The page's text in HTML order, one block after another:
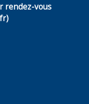
rendez-vous